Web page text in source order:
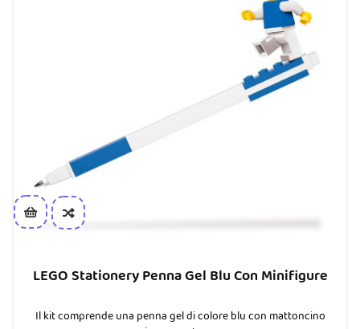
LEGO Stationery Penna Gel Blu Con Minifigure
Il kit comprende una penna gel di colore blu con mattoncino